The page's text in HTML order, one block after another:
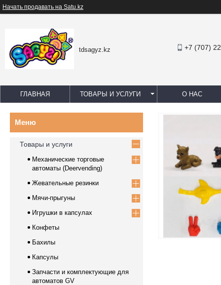
Начать продавать на Satu.kz
tdsagyz.kz +7 (707)
ГЛАВНАЯ ТОВАРЫ И УСЛУГИ О НАС
Товары и услуги
Механические торговые
автоматы (Deervending)
Жевательные резинки
Мячи-прыгуны
Игрушки в капсулах
Конфеты
Бахилы
Капсулы
Запчасти и комплектующие для
автоматов GV